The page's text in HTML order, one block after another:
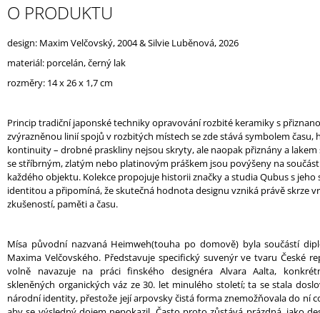
O PRODUKTU
design: Maxim Velčovský, 2004 & Silvie Luběnová, 2026
materiál: porcelán, černý lak
rozměry: 14 x 26 x 1,7 cm
Princip tradiční japonské techniky opravování rozbité keramiky s
zvýrazněnou linií spojů v rozbitých místech se zde stává symbolem času,
kontinuity – drobné praskliny nejsou skryty, ale naopak přiznány a
se stříbrným, zlatým nebo platinovým práškem jsou povýšeny na
každého objektu. Kolekce propojuje historii značky a studia Qubus s jeho
identitou a připomíná, že skutečná hodnota designu vzniká právě skrze
zkušeností, paměti a času.
Mísa původní nazvaná Heimweh(touha po domově) byla součástí
Maxima Velčovského. Představuje specifický suvenýr ve tvaru České
volně navazuje na práci finského designéra Alvara Aalta,
skleněných organických váz ze 30. let minulého století; ta se stala
národní identity, přestože její arpovsky čistá forma znemožňovala do ní
E
E
UNNAMED
VASE
LOVE
/
WHITE